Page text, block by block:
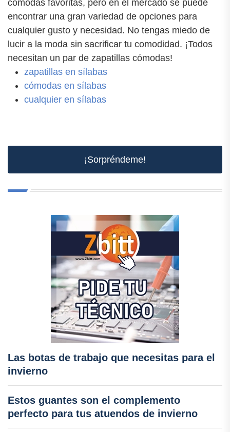
cómodas favoritas, pero en el mercado se puede
encontrar una gran variedad de opciones para
cualquier gusto y necesidad. No tengas miedo de
lucir a la moda sin sacrificar tu comodidad. ¡Todos
necesitan un par de zapatillas cómodas!
zapatillas en sílabas
cómodas en sílabas
cualquier en sílabas
¡Sorpréndeme!
Las botas de trabajo que necesitas para el
invierno
Estos guantes son el complemento
perfecto para tus atuendos de invierno